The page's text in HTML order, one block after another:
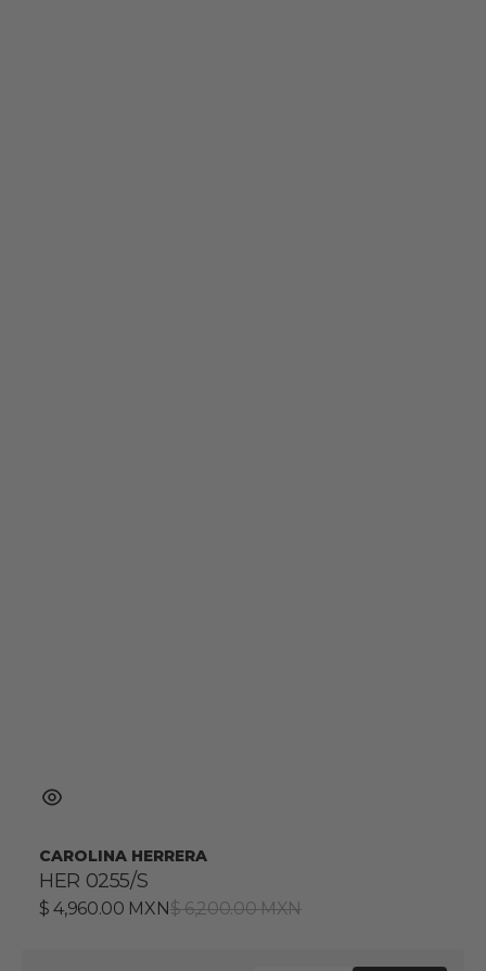
CAROLINA HERRERA
HER 0255/S
Precio
$ 4,960.00 MXNPrecio
$ 6,200.00 MXN